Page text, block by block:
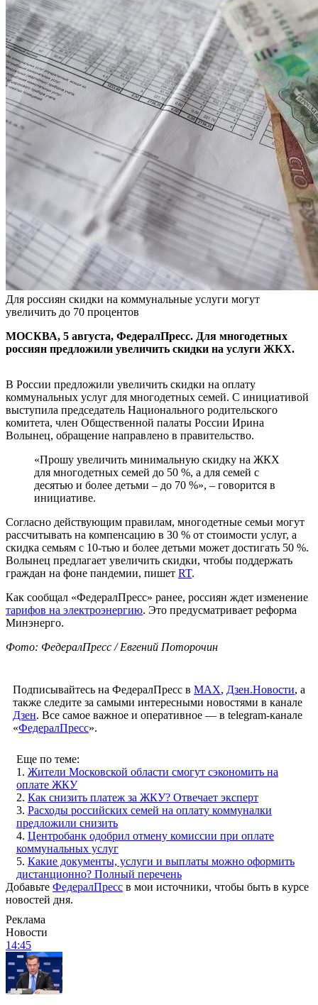
Для россиян скидки на коммунальные услуги могут
увеличить до 70 процентов
МОСКВА, 5 августа, ФедералПресс. Для многодетных
россиян предложили увеличить скидки на услуги ЖКХ.
В России предложили увеличить скидки на оплату
коммунальных услуг для многодетных семей. С инициативой
выступила председатель Национального родительского
комитета, член Общественной палаты России Ирина
Волынец, обращение направлено в правительство.
«Прошу увеличить минимальную скидку на ЖКХ
для многодетных семей до 50 %, а для семей с
десятью и более детьми – до 70 %», – говорится в
инициативе.
Согласно действующим правилам, многодетные семьи могут
рассчитывать на компенсацию в 30 % от стоимости услуг, а
скидка семьям с 10-тью и более детьми может достигать 50 %.
Волынец предлагает увеличить скидки, чтобы поддержать
граждан на фоне пандемии, пишет RT.
Как сообщал «ФедералПресс» ранее, россиян ждет изменение
тарифов на электроэнергию. Это предусматривает реформа
Минэнерго.
Фото: ФедералПресс / Евгений Поторочин
Подписывайтесь на ФедералПресс в МАХ, Дзен.Новости, а
также следите за самыми интересными новостями в канале
Дзен. Все самое важное и оперативное — в telegram-канале
«ФедералПресс».
Еще по теме:
1. Жители Московской области смогут сэкономить на
оплате ЖКУ
2. Как снизить платеж за ЖКУ? Отвечает эксперт
3. Расходы российских семей на оплату коммуналки
предложили снизить
4. Центробанк одобрил отмену комиссии при оплате
коммунальных услуг
5. Какие документы, услуги и выплаты можно оформить
дистанционно? Полный перечень
Добавьте ФедералПресс в мои источники, чтобы быть в курсе
новостей дня.
Реклама
Новости
14:45